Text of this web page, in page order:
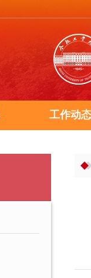
工作动态